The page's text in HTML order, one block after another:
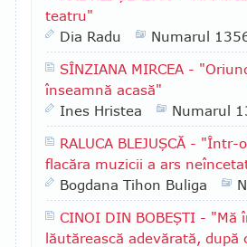
teatru"
Dia Radu
Numarul
SÎNZIANA MIRCEA -
înseamnă acasă"
Ines Hristea
Numarul
RALUCA BLEJUŞCĂ -
flacăra muzicii a ars
Bogdana Tihon Buliga
CINOI DIN BOBEŞTI -
lăutărească adevărată,